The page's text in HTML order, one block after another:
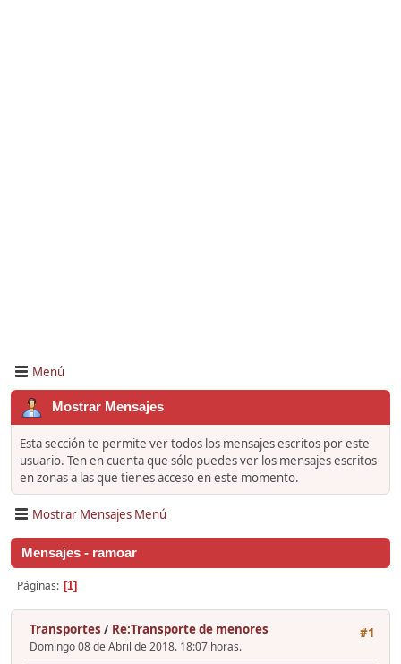
Menú
Mostrar Mensajes
Esta sección te permite ver todos los mensajes escritos por este
usuario. Ten en cuenta que sólo puedes ver los mensajes escritos
en zonas a las que tienes acceso en este momento.
Mostrar Mensajes Menú
Mensajes - ramoar
Páginas 1
#1
Transportes / Re:Transporte de menores
Domingo 08 de Abril de 2018. 18:07 horas.